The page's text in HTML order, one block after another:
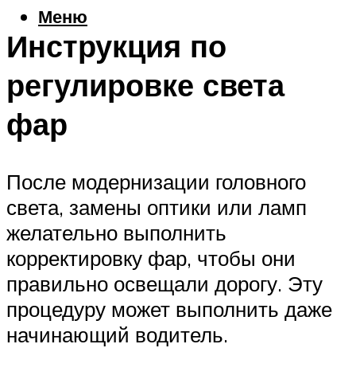
Меню
Инструкция по
регулировке света
фар
После модернизации головного
света, замены оптики или ламп
желательно выполнить
корректировку фар, чтобы они
правильно освещали дорогу. Эту
процедуру может выполнить даже
начинающий водитель.